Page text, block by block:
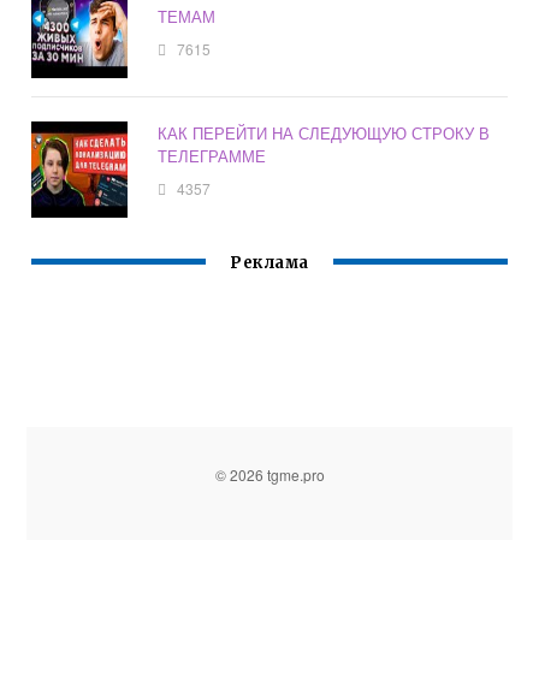
ТЕМАМ
7615
КАК ПЕРЕЙТИ НА СЛЕДУЮЩУЮ СТРОКУ В
ТЕЛЕГРАММЕ
4357
Реклама
© 2026 tgme.pro